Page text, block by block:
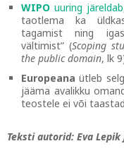
WIPO uuring järeldab
taotlema ka
tagamist ning
vältimist” (Scoping
the public domain, lk
Europeanaütleb
jääma avalikku
teostele ei või
Teksti autorid: Eva Lepik